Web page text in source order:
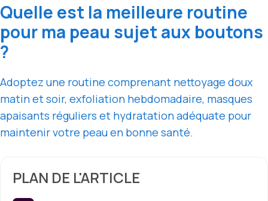
Quelle est la meilleure routine
pour ma peau sujet aux boutons
?
Adoptez une routine comprenant nettoyage doux
matin et soir, exfoliation hebdomadaire, masques
apaisants réguliers et hydratation adéquate pour
maintenir votre peau en bonne santé.
PLAN DE L'ARTICLE